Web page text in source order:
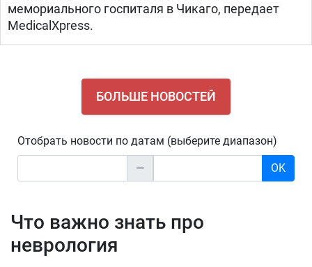
мемориального госпиталя в Чикаго, передает
MedicalXpress.
БОЛЬШЕ НОВОСТЕЙ
Отобрать новости по датам (выберите диапазон)
— OK
Что важно знать про
неврология